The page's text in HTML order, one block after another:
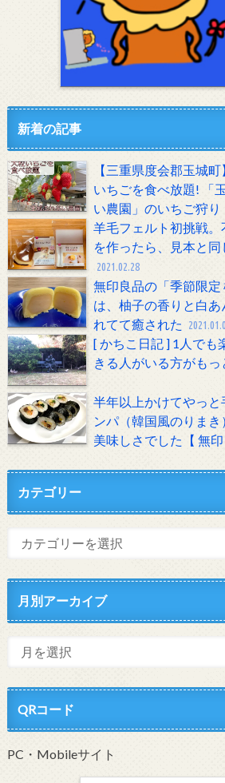
新着の記事
【三重県度会郡玉城
いちごを食べ放題! 「
い農園」のいちご狩り
羊毛フェルト初挑戦
を作ったら、見本と
2021.02.28
無印良品の「季節限定
は、柚子の香りと白
れてて癒された
[ かちこ日記 ] 1人でも
きる人がいる方がもっ
半年以上かけてやっ
ンパ（韓国風のりま
美味しさでした【 無印
カテゴリー
月別アーカイブ
QRコード
PC・Mobileサイト